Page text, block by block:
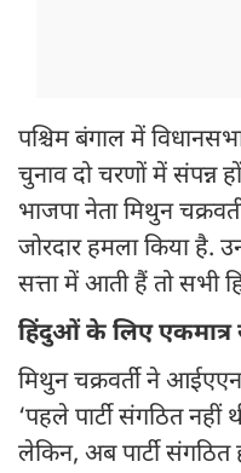
पश्चिम बंगाल में
चुनाव दो चरणों में संपन्न
भाजपा नेता मिथुन
जोरदार हमला किया है.
सत्ता में आती हैं तो सभी
हिंदुओं के लिए एकमात्र
मिथुन चक्रवर्ती ने
‘पहले पार्टी संगठित
लेकिन, अब पार्टी